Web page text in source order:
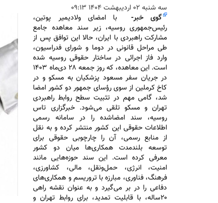
سه شنبه ۰۲ ارديبهشت ۱۴۰۴ ۰۹:۱۳
گوی خبر-با امضای ولادیمیر پوتین،
رئیس‌جمهوری روسیه، زیر سند معاهده جامع
مشارکت راهبردی با ایران، حالا این توافق پس از
طی مراحل قانونی در دوما و شورای فدراسیون،
وارد فاز اجرائی در ساختار حقوقی روسیه شده
است. این معاهده، که روز جمعه ۲۸ دی‌ماه ۱۴۰۳
در جریان سفر مسعود پزشکیان به مسکو و در
کاخ کرملین از سوی رؤسای جمهور دو کشور امضا
شد، گامی مهم در تثبیت سطح روابط راهبردی
تهران و مسکو تلقی می‌شود. خبرگزاری تاس
روسیه، سند امضاشده را در سامانه رسمی
اطلاعات حقوقی این کشور منتشر کرده و به نقل
از منابع رسمی، آن را چارچوبی حقوقی برای
توسعه بلندمدت همکاری‌ها میان دو کشور
معرفی کرده است. این سند حوزه‌هایی مانند
امنیت، انرژی، حمل‌ونقل، مالی، کشاورزی،
فرهنگ، فناوری، مبارزه با تروریسم و همکاری‌های
دفاعی را در بر می‌گیرد و به عنوان نقشه راهی
۲۰ساله، با قابلیت تمدید، برای روابط تهران و